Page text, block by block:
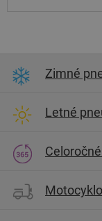
Zimné
Letné